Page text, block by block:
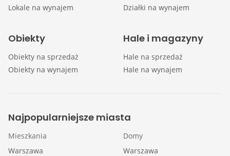
Lokale na wynajem
Działki na wynajem
Obiekty
Obiekty na sprzedaż
Obiekty na wynajem
Hale i magazyny
Hale na sprzedaż
Hale na wynajem
Najpopularniejsze miasta
Mieszkania
Warszawa
Domy
Warszawa